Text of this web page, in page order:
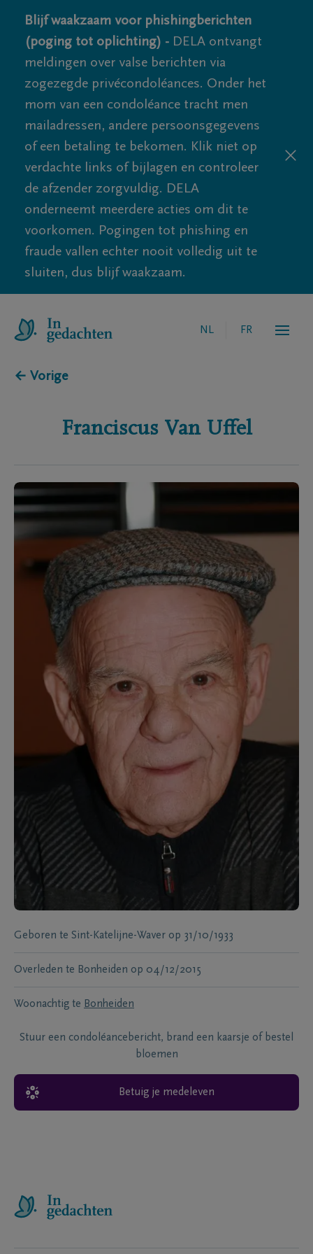
Blijf waakzaam voor phishingberichten
(poging tot oplichting) - DELA ontvangt
meldingen over valse berichten via
zogezegde privécondoléances. Onder het
mom van een condoléance tracht men
mailadressen, andere persoonsgegevens
of een betaling te bekomen. Klik niet op
verdachte links of bijlagen en controleer
de afzender zorgvuldig. DELA
onderneemt meerdere acties om dit te
voorkomen. Pogingen tot phishing en
fraude vallen echter nooit volledig uit te
sluiten, dus blijf waakzaam.
NL FR
← Vorige
Franciscus Van Uffel
Geboren te Sint-Katelijne-Waver op 31/10/1933
Overleden te Bonheiden op 04/12/2015
Woonachtig te Bonheiden
Stuur een condoléancebericht, brand een kaarsje of bestel
bloemen
Betuig je medeleven